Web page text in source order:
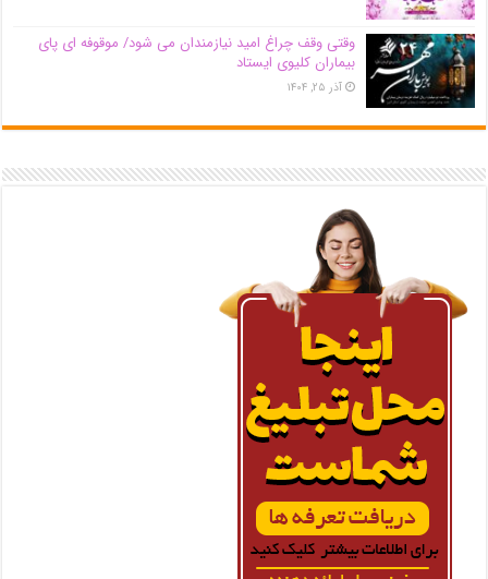
وقتی وقف چراغ امید نیازمندان می شود/ موقوفه ای پای
بیماران کلیوی ایستاد
آذر ۲۵, ۱۴۰۴